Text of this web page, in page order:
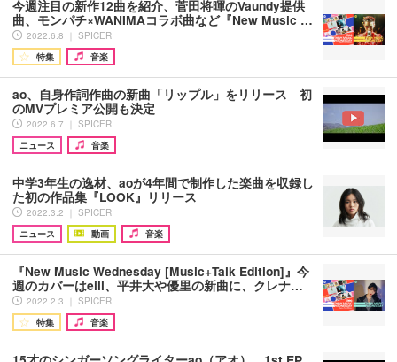
今週注目の新作12曲を紹介、菅田将暉のVaundy提供
曲、モンパチ×WANIMAコラボ曲など『New Music …
2022.6.8 ｜ SPICER
特集
音楽
ao、自身作詞作曲の新曲「リップル」をリリース 初
のMVプレミア公開も決定
2022.6.7 ｜ SPICER
ニュース
音楽
中学3年生の逸材、aoが4年間で制作した楽曲を収録し
た初の作品集『LOOK』リリース
2022.3.2 ｜ SPICER
ニュース
動画 音楽
『New Music Wednesday [Music+Talk Edition]』今
週のカバーはeill、平井大や優里の新曲に、クレナ…
2022.2.3 ｜ SPICER
特集
音楽